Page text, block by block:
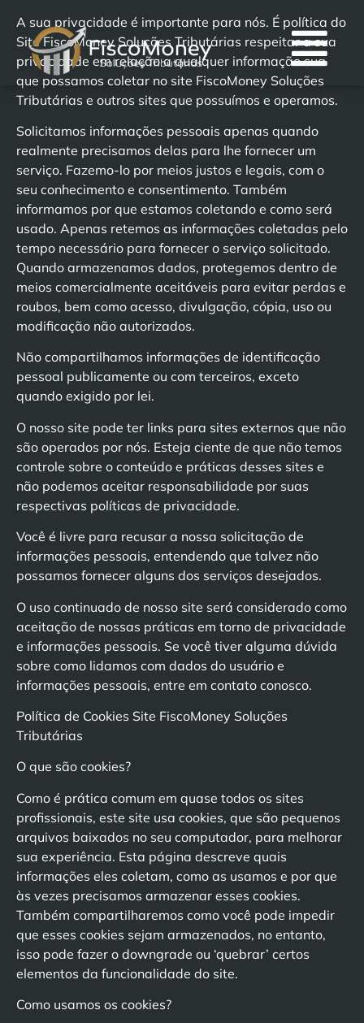
A sua privacidade é importante para nós. É política do
Site FiscoMoney Soluções Tributárias respeitar a sua
privacidade em relação a qualquer informação sua
que possamos coletar no site FiscoMoney Soluções
Tributárias e outros sites que possuímos e operamos.
Solicitamos informações pessoais apenas quando
realmente precisamos delas para lhe fornecer um
serviço. Fazemo-lo por meios justos e legais, com o
seu conhecimento e consentimento. Também
informamos por que estamos coletando e como será
usado. Apenas retemos as informações coletadas pelo
tempo necessário para fornecer o serviço solicitado.
Quando armazenamos dados, protegemos dentro de
meios comercialmente aceitáveis para evitar perdas e
roubos, bem como acesso, divulgação, cópia, uso ou
modificação não autorizados.
Não compartilhamos informações de identificação
pessoal publicamente ou com terceiros, exceto
quando exigido por lei.
O nosso site pode ter links para sites externos que não
são operados por nós. Esteja ciente de que não temos
controle sobre o conteúdo e práticas desses sites e
não podemos aceitar responsabilidade por suas
respectivas políticas de privacidade.
Você é livre para recusar a nossa solicitação de
informações pessoais, entendendo que talvez não
possamos fornecer alguns dos serviços desejados.
O uso continuado de nosso site será considerado como
aceitação de nossas práticas em torno de privacidade
e informações pessoais. Se você tiver alguma dúvida
sobre como lidamos com dados do usuário e
informações pessoais, entre em contato conosco.
Política de Cookies Site FiscoMoney Soluções
Tributárias
O que são cookies?
Como é prática comum em quase todos os sites
profissionais, este site usa cookies, que são pequenos
arquivos baixados no seu computador, para melhorar
sua experiência. Esta página descreve quais
informações eles coletam, como as usamos e por que
às vezes precisamos armazenar esses cookies.
Também compartilharemos como você pode impedir
que esses cookies sejam armazenados, no entanto,
isso pode fazer o downgrade ou ‘quebrar’ certos
elementos da funcionalidade do site.
Como usamos os cookies?